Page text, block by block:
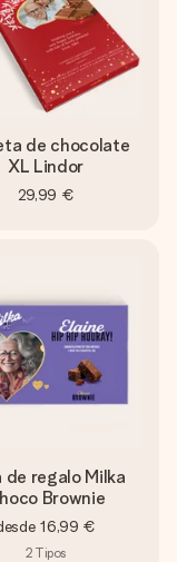
de chocolate
XL Lindor
29,99 €
de regalo Milka
Brownie
16,99 €
2 Tipos